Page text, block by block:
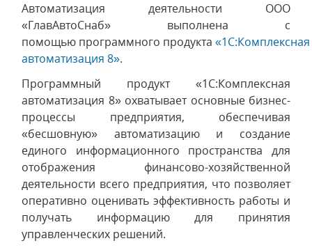
Автоматизация деятельности ООО
«ГлавАвтоСнаб» выполнена с
помощью программного продукта «1С:Комплексная
автоматизация 8».
Программный продукт «1С:Комплексная
автоматизация 8» охватывает основные бизнес-
процессы предприятия, обеспечивая
«бесшовную» автоматизацию и создание
единого информационного пространства для
отображения финансово-хозяйственной
деятельности всего предприятия, что позволяет
оперативно оценивать эффективность работы и
получать информацию для принятия
управленческих решений.